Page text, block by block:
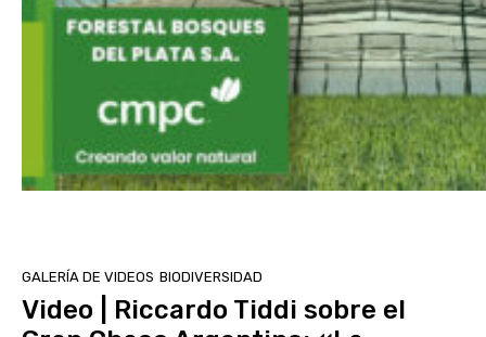
GALERÍA DE VIDEOS BIODIVERSIDAD
Video | Riccardo Tiddi sobre el